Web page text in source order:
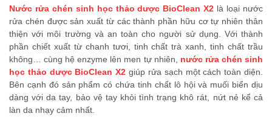
Nước rửa chén sinh học thảo dược BioClean X2 là loại nước
rửa chén được sản xuất từ các thành phần hữu cơ tự nhiên thân
thiện với môi trường và an toàn cho người sử dụng. Với thành
phần chiết xuất từ chanh tươi, tinh chất trà xanh, tinh chất trầu
không… cùng hệ enzyme lên men tự nhiên, nước rửa chén sinh
học thảo dược BioClean X2 giúp rửa sạch một cách toàn diện.
Bên cạnh đó sản phẩm có chứa tinh chất lô hội và muối biển dịu
dàng với da tay, bảo vệ tay khỏi tình trạng khô rát, nứt nẻ kể cả
làn da nhạy cảm nhất.